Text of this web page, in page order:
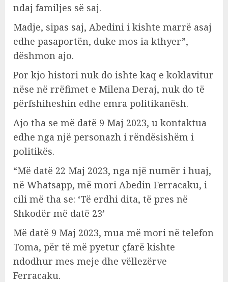
ndaj familjes së saj.
Madje, sipas saj, Abedini i kishte marrë asaj
edhe pasaportën, duke mos ia kthyer”,
dëshmon ajo.
Por kjo histori nuk do ishte kaq e koklavitur
nëse në rrëfimet e Milena Deraj, nuk do të
përfshiheshin edhe emra politikanësh.
Ajo tha se më datë 9 Maj 2023, u kontaktua
edhe nga një personazh i rëndësishëm i
politikës.
“Më datë 22 Maj 2023, nga një numër i huaj,
në Whatsapp, më mori Abedin Ferracaku, i
cili më tha se: ‘Të erdhi dita, të pres në
Shkodër më datë 23’
Më datë 9 Maj 2023, mua më mori në telefon
Toma, për të më pyetur çfarë kishte
ndodhur mes meje dhe vëllezërve
Ferracaku.